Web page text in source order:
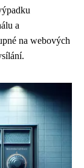
a
na webových